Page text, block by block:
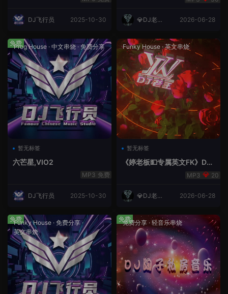
DJ飞行员 2025-10-30
💎DJ老王
2026-06-28
Prog House · 中文串烧·免费分享
暂无标签
六芒星,VIO2
免费
DJ飞行员 2025-10-30
免费 Funky House ·英文串烧
暂无标签
《婷老板💵专属英文FK》DJ
20
💎DJ老王
2026-06-28
Funky House · 免费分享·
英文串烧
免费 免费分享 ·轻音乐串烧
免费